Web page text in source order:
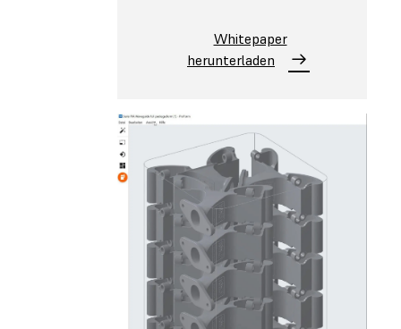
Whitepaper
herunterladen